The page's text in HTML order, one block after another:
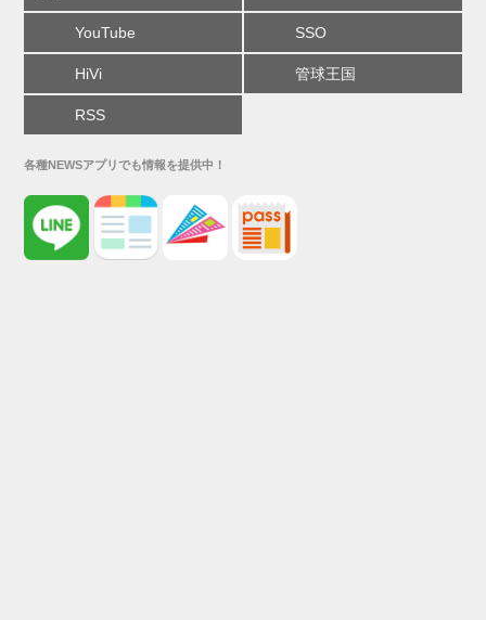
YouTube SSO
HiVi 管球王国
RSS
各種NEWSアプリでも情報を提供中！